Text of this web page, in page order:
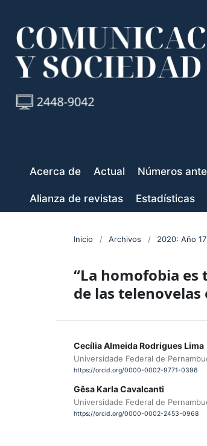
Acerca de Actual Números
Alianza de revistas Estadísticas
Inicio / Archivos / 2020: Año 17
“La homofobia es
de las telenovelas
Cecília Almeida Rodrigues Lima
Universidade Federal de
https://orcid.org/0000-0002-9771-0396
Gêsa Karla Cavalcanti
Universidade Federal de
https://orcid.org/0000-0002-2453-0968